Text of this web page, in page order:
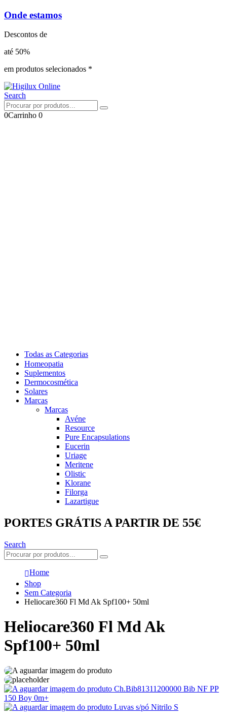
Onde estamos
Descontos de
até 50%
em produtos selecionados *
Search
0Carrinho 0
Todas as Categorias
Homeopatia
Suplementos
Dermocosmética
Solares
Marcas
Marcas
Avéne
Resource
Pure Encapsulations
Eucerin
Uriage
Meritene
Olistic
Klorane
Filorga
Lazartigue
PORTES GRÁTIS A PARTIR DE 55€
Search
Home
Shop
Sem Categoria
Heliocare360 Fl Md Ak Spf100+ 50ml
Heliocare360 Fl Md Ak
Spf100+ 50ml
Ch.Bib81311200000 Bib NF PP
150 Boy 0m+
Luvas s/pó Nitrilo S